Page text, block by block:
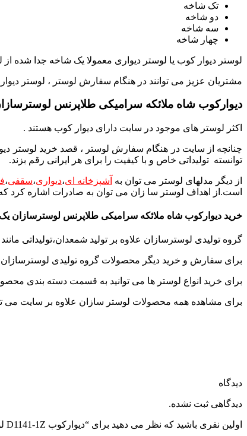
تک شاخه
دو شاخه
سه شاخه
چهار شاخه
لوستر دیوار کوب یا لوستر دیواری معمولا یک شاخه جدا شده
مشتریان عزیز می توانند در هنگام سفارش لوستر ، لوستر
دیوارکوب شاه ملائکه سرامیکی طلاپرنس
اکثر لوستر های موجود در سایت دارای دیوار کوب هستند .
چنانچه از سایت در هنگام سفارش لوستر ، قصد خرید لوستر
توانسته تولیداتی خاص و با کیفیت را برای هر ایرانی رقم بزند.
از دیگر مدلهای لوستر می توان به آشپزخانه ای،دیواری،سقفی،
است.از اهداف لوستر سا زان می توان به صادرات اشاره کرد که
خرید دیوارکوب شاه ملائکه سرامیکی طلاپرنس لوسترسازان
گروه تولیدی لوسترسازان علاوه بر تولید شمعدان،تولیداتی مانند
برای سفارش و خرید دیگر محصولات گروه تولیدی لوسترسازان
برای خرید انواع لوستر ها می توانید به قسمت دسته بندی
برای مشاهده همه محصولات لوستر سازان علاوه بر سایت می
دیدگاه
دیدگاهی ثبت نشده.
اولین نفری باشید که نظر می دهید برای “دیوارکوب D1141-1Z لوسترسازان”